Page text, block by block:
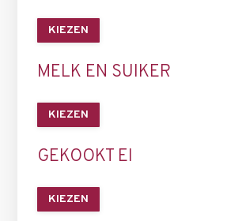
KIEZEN
MELK EN SUIKER
KIEZEN
GEKOOKT EI
KIEZEN